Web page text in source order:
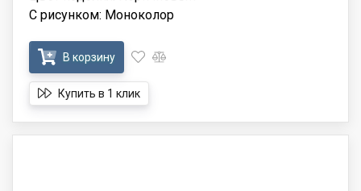
С рисунком: Моноколор
В корзину
Купить в 1 клик